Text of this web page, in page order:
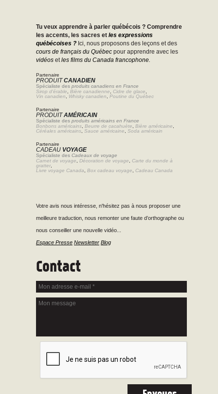
Tu veux apprendre à parler québécois ? Comprendre
les accents, les sacres et les expressions
québécoises ? Ici, nous proposons des leçons et des
cours de français du Québec pour apprendre avec les
vidéos etles films du Canada francophone.
Partenaire
PRODUITCANADIEN
Spécialiste des produits canadiens en France
Sirop d'érable
Bière canadienne Cidre de glace
Vin canadien
Whisky canadien Poutine du Québec
Partenaire
PRODUITAMÉRICAIN
Spécialiste des produits américains en France
Bonbons américains Beurre de cacahuète Bière américaine
Céréales américains Sauce américaine Soda américain
Partenaire
CADEAU VOYAGE
Spécialiste des Cadeaux de voyage
Carnet de voyage
Décoration de voyage
Carte du monde à
gratter,
Livre voyage Canada
Box cadeau voyage Cadeau Canada
Votre avis nous intéresse, n'hésitez pas à nous proposer une
meilleure traduction, nous remonter une faute d’orthographe ou
nous conseiller une nouvelle vidéo...
Espace Presse Newsletter Blog
Contact
Mon adresse e-mail
Mon message